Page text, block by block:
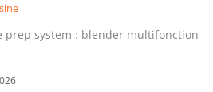
system : blender multifonction